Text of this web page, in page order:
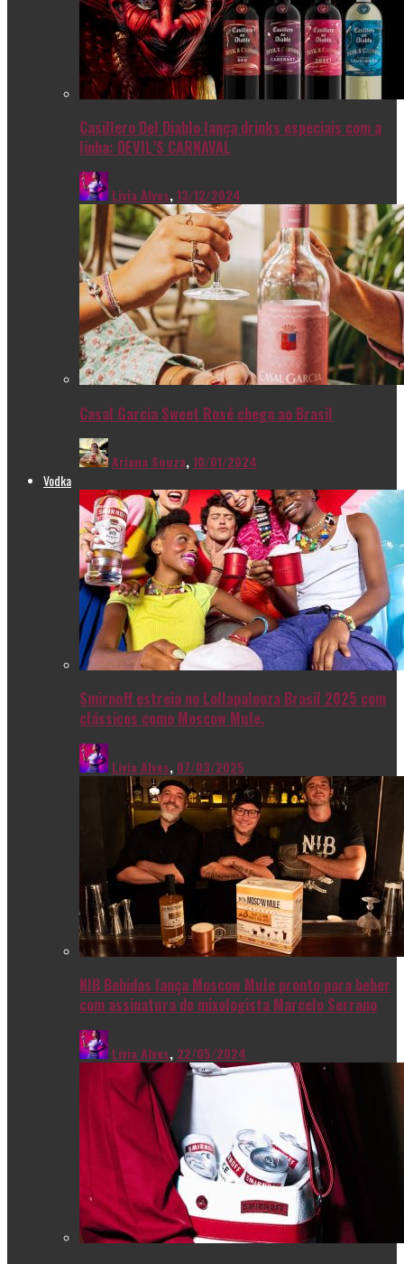
Casillero Del Diablo lança drinks especiais com a
linha: DEVIL’S CARNAVAL
Livia Alves,13/12/2024
Casal Garcia Sweet Rosé chega ao Brasil
Ariana Souza,10/01/2024
Vodka
Smirnoff estreia no Lollapalooza Brasil 2025 com
clássicos como Moscow Mule.
Livia Alves, 07/03/2025
NIB Bebidas lança Moscow Mule pronto para beber
com assinatura do mixologista Marcelo Serrano
Livia Alves, 22/05/2024